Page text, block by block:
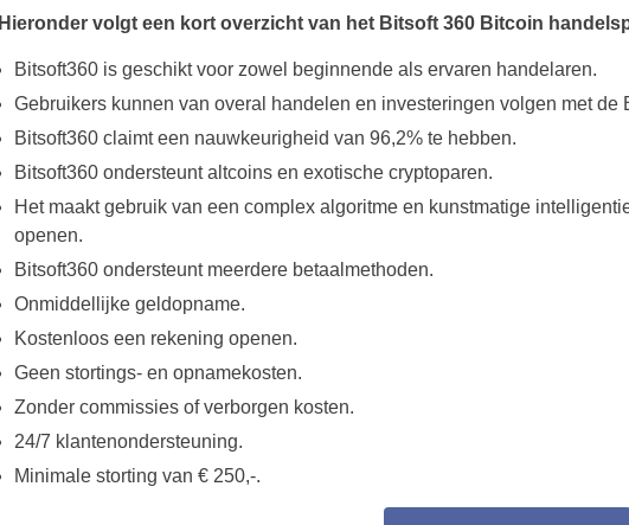
Hieronder volgt een kort overzicht van het Bitsoft 360 Bitcoin
Bitsoft360 is geschikt voor zowel beginnende als ervaren handelaren.
Gebruikers kunnen van overal handelen en investeringen volgen met de
Bitsoft360 claimt een nauwkeurigheid van 96,2% te hebben.
Bitsoft360 ondersteunt altcoins en exotische cryptoparen.
Het maakt gebruik van een complex algoritme en kunstmatige
openen.
Bitsoft360 ondersteunt meerdere betaalmethoden.
Onmiddellijke geldopname.
Kostenloos een rekening openen.
Geen stortings- en opnamekosten.
Zonder commissies of verborgen kosten.
24/7 klantenondersteuning.
Minimale storting van € 250,-.